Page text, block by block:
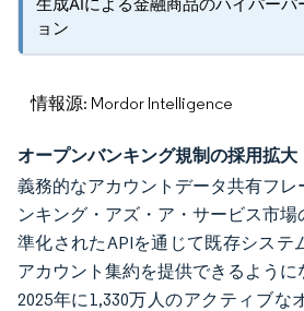
ョン
情報源: Mordor Intelligence
オープンバンキング規制の採用拡大
義務的なアカウントデータ共有フ
ンキング・アズ・ア・サービス市
準化されたAPIを通じて既存システ
アカウント集約を提供できるよう
2025年に1,330万人のアクティブな